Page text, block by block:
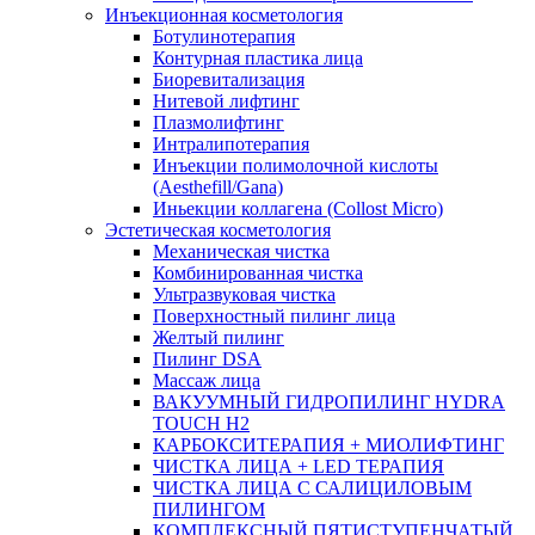
Инъекционная косметология
Ботулинотерапия
Контурная пластика лица
Биоревитализация
Нитевой лифтинг
Плазмолифтинг
Интралипотерапия
Инъекции полимолочной кислоты
(Aesthefill/Gana)
Иньекции коллагена (Collost Micro)
Эстетическая косметология
Механическая чистка
Комбинированная чистка
Ультразвуковая чистка
Поверхностный пилинг лица
Желтый пилинг
Пилинг DSA
Массаж лица
ВАКУУМНЫЙ ГИДРОПИЛИНГ HYDRA
TOUCH H2
КАРБОКСИТЕРАПИЯ + МИОЛИФТИНГ
ЧИСТКА ЛИЦА + LED ТЕРАПИЯ
ЧИСТКА ЛИЦА С САЛИЦИЛОВЫМ
ПИЛИНГОМ
КОМПЛЕКСНЫЙ ПЯТИСТУПЕНЧАТЫЙ